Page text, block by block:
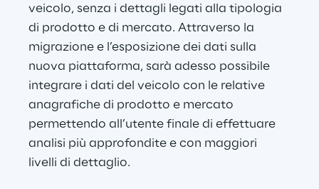
veicolo, senza i dettagli legati alla tipologia
di prodotto e di mercato. Attraverso la
migrazione e l’esposizione dei dati sulla
nuova piattaforma, sarà adesso possibile
integrare i dati del veicolo con le relative
anagrafiche di prodotto e mercato
permettendo all’utente finale di effettuare
analisi più approfondite e con maggiori
livelli di dettaglio.